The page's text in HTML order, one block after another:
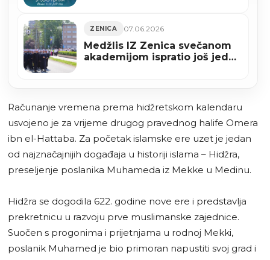
ZENICA 07.06.2026
Medžlis IZ Zenica svečanom
akademijom ispratio još jednu
Računanje vremena prema hidžretskom kalendaru
usvojeno je za vrijeme drugog pravednog halife Omera
ibn el-Hattaba. Za početak islamske ere uzet je jedan
od najznačajnijih događaja u historiji islama – Hidžra,
preseljenje poslanika Muhameda iz Mekke u Medinu.
Hidžra se dogodila 622. godine nove ere i predstavlja
prekretnicu u razvoju prve muslimanske zajednice.
Suočen s progonima i prijetnjama u rodnoj Mekki,
poslanik Muhamed je bio primoran napustiti svoj grad i